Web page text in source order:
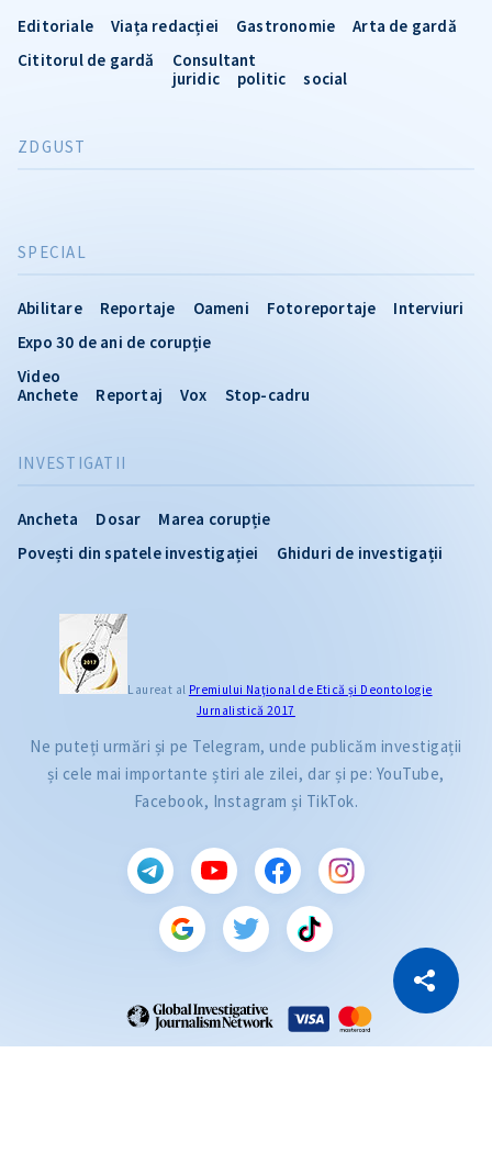
Copiază Link
INVESTIGATII
Ancheta Dosar
Marea corupție
Povești din spatele investigației
Ghiduri de investigații
SPECIAL
Abilitare Reportaje Oameni Fotoreportaje
Interviuri
Expo 30 de ani de corupție
Video
Anchete
Reportaj Vox Stop-cadru
Editoriale
Viața redacției Gastronomie
Arta de gardă
Cititorul de gardă
Consultant
juridic
politic social
ZDGUST
Laureat al Premiului Naţional de Etică și Deontologie
Jurnalistică 2017
Ne puteți urmări și pe Telegram, unde publicăm investigații
și cele mai importante știri ale zilei, dar și pe: YouTube,
Facebook, Instagram și TikTok.